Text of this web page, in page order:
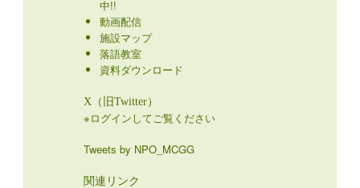
中!!
動画配信
施設マップ
落語教室
資料ダウンロード
X（旧Twitter）
※ログインしてご覧ください
Tweets by NPO_MCGG
関連リンク